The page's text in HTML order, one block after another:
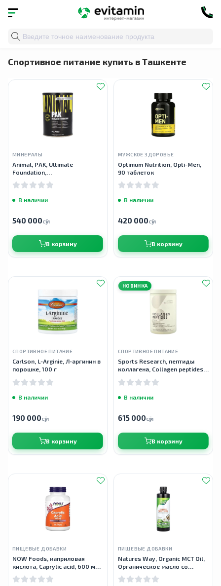
Главная » Спортивное питание
Спортивное питание купить в Ташкенте
МИНЕРАЛЫ
Animal, PAK, Ultimate
Foundation,
мультивитаминный комплекс,
30 пакетика
В наличии
540 000сӯм
В корзину
МУЖСКОЕ ЗДОРОВЬЕ
Optimum Nutrition, Opti-Men,
90 таблеток
В наличии
420 000сӯм
В корзину
СПОРТИВНОЕ ПИТАНИЕ
Carlson, L-Arginie, Л-аргинин в
порошке, 100 г
В наличии
190 000сӯм
В корзину
НОВИНКА
СПОРТИВНОЕ ПИТАНИЕ
Sports Research, пептиды
коллагена, Collagen peptides,
(16 унций)
В наличии
615 000сӯм
В корзину
ПИЩЕВЫЕ ДОБАВКИ
NOW Foods, каприловая
кислота, Caprylic acid, 600 мг,
ПИЩЕВЫЕ ДОБАВКИ
Natures Way, Organic MCT Oil,
Органическое масло со
триглицеридами (СЦТ), 480 мл